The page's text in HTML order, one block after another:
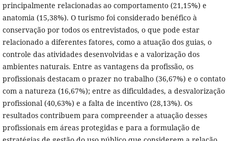
principalmente relacionadas ao comportamento (21,15%) e
anatomia (15,38%). O turismo foi considerado benéfico à
conservação por todos os entrevistados, o que pode estar
relacionado a diferentes fatores, como a atuação dos guias, o
controle das atividades desenvolvidas e a valorização dos
ambientes naturais. Entre as vantagens da profissão, os
profissionais destacam o prazer no trabalho (36,67%) e o contato
com a natureza (16,67%); entre as dificuldades, a desvalorização
profissional (40,63%) e a falta de incentivo (28,13%). Os
resultados contribuem para compreender a atuação desses
profissionais em áreas protegidas e para a formulação de